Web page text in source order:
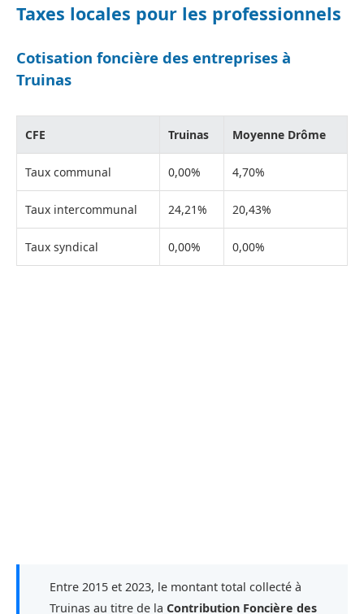
Taxes locales pour les professionnels
Cotisation foncière des entreprises à
Truinas
CFE Truinas Moyenne Drôme
Taux communal 0,00% 4,70%
Taux intercommunal 24,21% 20,43%
Taux syndical 0,00% 0,00%
Entre 2015 et 2023, le montant total collecté à
Truinas au titre de la Contribution Foncière des